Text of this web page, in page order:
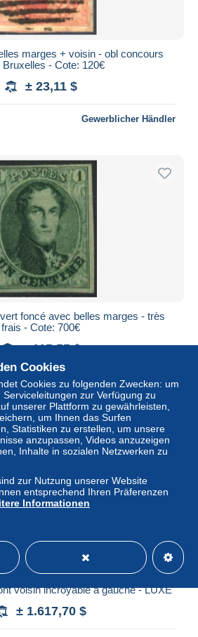
marges + voisin - obl concours
Bruxelles - Cote: 120€
± 23,11 $
Gewerblicher Händler
foncé avec belles marges - très
frais - Cote: 700€
± 115,55 $
Gewerblicher Händler
voisin incroyable à gauche - LUXE
± 1.617,70 $
Cookies
Cookies zu folgenden Zwecken: um
zur Verfügung zu
unserer Plattform zu gewährleisten,
um Ihnen das Surfen
Statistiken zu erstellen, um unsere
anzupassen, Videos anzuzeigen
Inhalte in sozialen Netzwerken zu
zur Nutzung unserer Website
entsprechend Ihren Präferenzen
Informationen